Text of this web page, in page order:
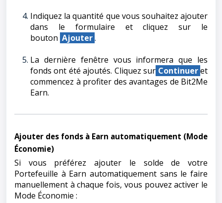
Indiquez la quantité que vous souhaitez ajouter
dans le formulaire et cliquez sur le
bouton Ajouter.
La dernière fenêtre vous informera que les
fonds ont été ajoutés. Cliquez sur Continueret
commencez à profiter des avantages de Bit2Me
Earn.
Ajouter des fonds à Earn automatiquement (Mode
Économie)
Si vous préférez ajouter le solde de votre
Portefeuille à Earn automatiquement sans le faire
manuellement à chaque fois, vous pouvez activer le
Mode Économie :